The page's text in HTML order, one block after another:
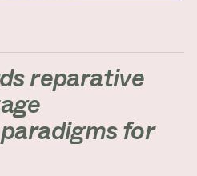
reparative
for